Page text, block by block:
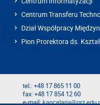
Centrum Transferu
Dział Współpracy
Pion Prorektora ds.
tel.: +48 17 865 11 00
fax: +48 17 854 12 60
e-mail: